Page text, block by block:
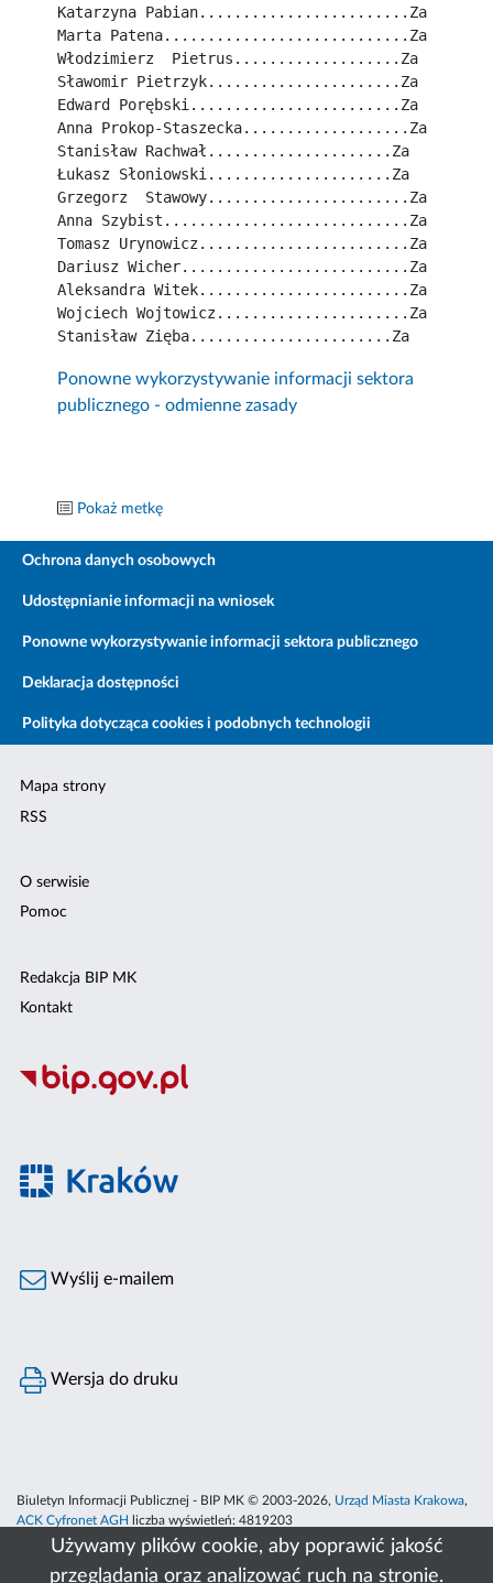
Używamy plików cookie, aby poprawić jakość
przeglądania oraz analizować ruch na stronie.
Katarzyna Pabian........................Za
Marta Patena............................Za
Włodzimierz  Pietrus...................Za
Sławomir Pietrzyk......................Za
Edward Porębski........................Za
Anna Prokop-Staszecka...................Za
Stanisław Rachwał.....................Za
Łukasz Słoniowski.....................Za
Grzegorz  Stawowy.......................Za
Anna Szybist............................Za
Tomasz Urynowicz........................Za
Dariusz Wicher..........................Za
Aleksandra Witek........................Za
Wojciech Wojtowicz......................Za
Stanisław Zięba.......................Za
Ponowne wykorzystywanie informacji sektora
publicznego - odmienne zasady
Pokaż metkę
Ochrona danych osobowych
Udostępnianie informacji na wniosek
Ponowne wykorzystywanie informacji sektora publicznego
Deklaracja dostępności
Polityka dotycząca cookies i podobnych technologii
Mapa strony
RSS
O serwisie
Pomoc
Redakcja BIP MK
Kontakt
Wyślij e-mailem
Wersja do druku
Biuletyn Informacji Publicznej - BIP MK © 2003-2026, Urząd Miasta Krakowa,
ACK Cyfronet AGH
liczba wyświetleń: 4819203